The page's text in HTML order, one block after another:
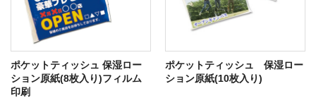
ポケットティッシュ 保湿ロー
ション原紙(8枚入り)フィルム
印刷
ポケットティッシュ 保湿ロー
ション原紙(10枚入り)